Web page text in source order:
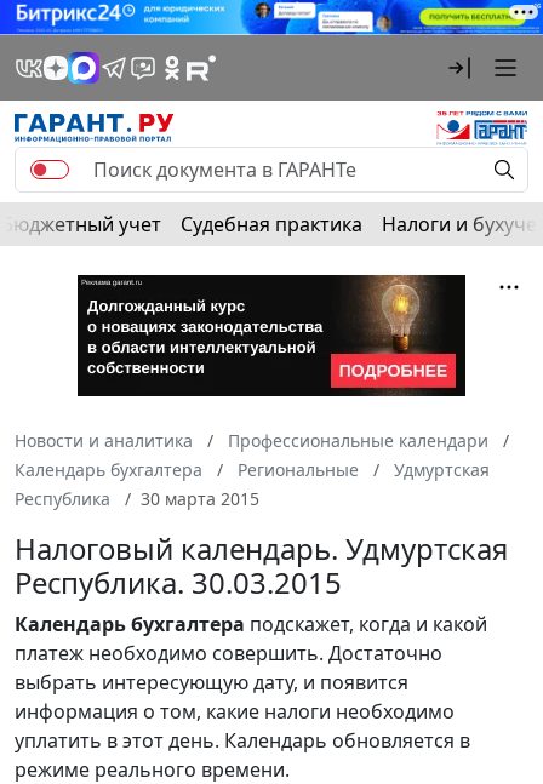
Бюджетный учет Судебная практика Налоги и
Новости и аналитика
Профессиональные календари
Календарь бухгалтера
Региональные
Удмуртская
Республика
30 марта 2015
Налоговый календарь. Удмуртская
Республика. 30.03.2015
Календарьбухгалтера подскажет, когда и какой
платеж необходимо совершить. Достаточно
выбрать интересующую дату, и появится
информация о том, какие налоги необходимо
уплатить в этот день. Календарь обновляется в
режиме реального времени.